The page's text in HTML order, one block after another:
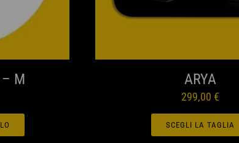
– M ARYA
299,00 €
SCEGLI LA TAGLIA